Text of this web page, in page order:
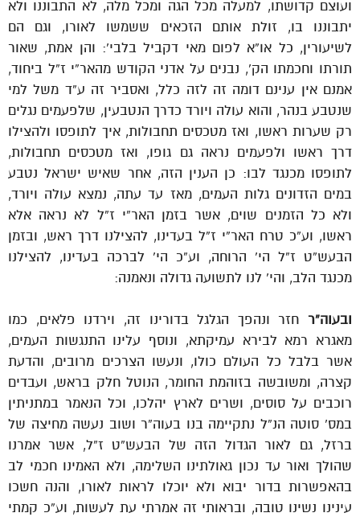
ועוצם קדושתו, למעלה מכל הגה ומכל מלה, לא התבוננו ולא
יתבוננו בו, זולת אותם הזכאים ששמשו לאורו, וגם הם
לשיעורין, כל או”א לפום מאי דקביל בלבי’: והן אמת, שאור
תורתו וחכמתו הק’, נבנים על אדני הקודש מהאר”י ז”ל ביחוד,
אמנם אין ענינם דומה זה לזה כלל, ואסביר זה ע”ד משל למי
שנטבע בנהר, והוא עולה ויורד כדרך הנטבעין, שלפעמים נגלים
רק שערות ראשו, ואז מטכסים תחבולות, איך לתופסו ולהצילו
דרך ראשו ולפעמים נראה גם גופו, ואז מטכסים תחבולות,
לתופסו מכנגד לבו: כן הענין הזה, אחר שאיש ישראל נטבע
במים הזדונים גלות העמים, מאז עד עתה, נמצא עולה ויורד,
ולא כל הזמנים שוים, אשר בזמן האר”י ז”ל לא נראה אלא
ראשו, וע”כ טרח האר”י ז”ל בעדינו, להצילנו דרך ראש, ובזמן
הבעש”ט ז”ל הי’ הרוחה, וע”כ הי’ לברכה בעדינו, להצילנו
מכנגד הלב, והי’ לנו לתשועה גדולה ונאמנה:
ובעוה”ר חזר ונהפך הגלגל בדורינו זה, וירדנו פלאים, כמו
מאגרא רמא לבירא עמיקתא, ונוסף עלינו התנגשות העמים,
אשר בלבל כל העולם כולו, ונעשו הצרכים מרובים, והדעת
קצרה, ומשובשה בזוהמת החומר, הנוטל חלק בראש, ועבדים
רוכבים על סוסים, ושרים לארץ יהלכו, וכל הנאמר במתניתין
במס’ סוטה הנ”ל נתקיימה בנו בעוה”ר ושוב נעשה מחיצה של
ברזל, גם לאור הגדול הזה של הבעש”ט ז”ל, אשר אמרנו
שהולך ואור עד נכון גאולתינו השלימה, ולא האמינו חכמי לב
בהאפשרות בדור יבוא ולא יוכלו לראות לאורו, והנה חשכו
עינינו נשינו טובה, ובראותי זה אמרתי עת לעשות, וע”כ קמתי